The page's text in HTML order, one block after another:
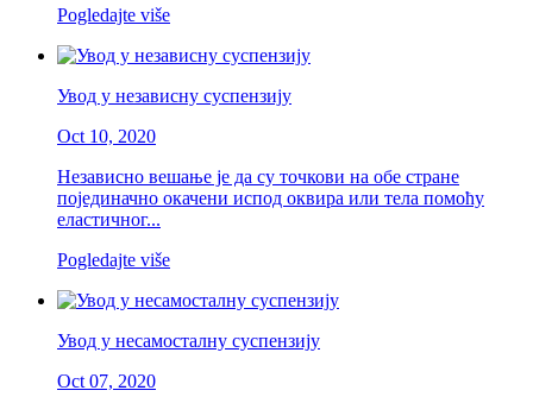
Pogledajte više
Увод у независну суспензију
Oct 10, 2020
Независно вешање је да су точкови на обе стране
појединачно окачени испод оквира или тела помоћу
еластичног...
Pogledajte više
Увод у несамосталну суспензију
Oct 07, 2020